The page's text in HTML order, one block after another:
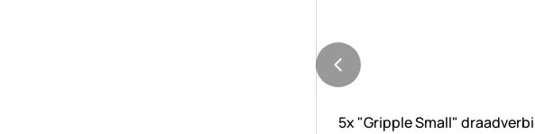
5x "Gripple Small"